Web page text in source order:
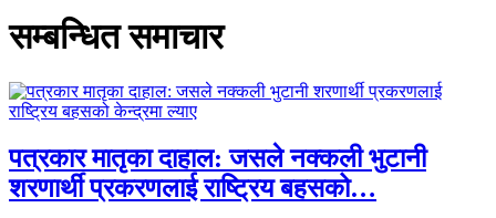
सम्बन्धित समाचार
पत्रकार मातृका दाहाल: जसले नक्कली भुटानी
शरणार्थी प्रकरणलाई राष्ट्रिय बहसको…